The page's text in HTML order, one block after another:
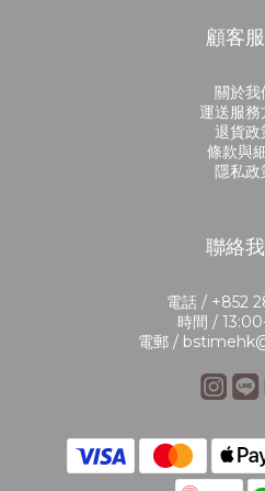
顧客
關於我
運送服務
退貨政
條款與
隱私政
聯絡
電話 / +852
時間 /
電郵 /